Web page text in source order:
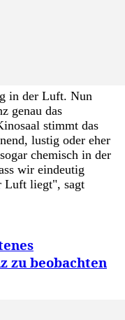
in der Luft. Nun
genau das
stimmt das
lustig oder eher
chemisch in der
wir eindeutig
Luft liegt", sagt
zu beobachten